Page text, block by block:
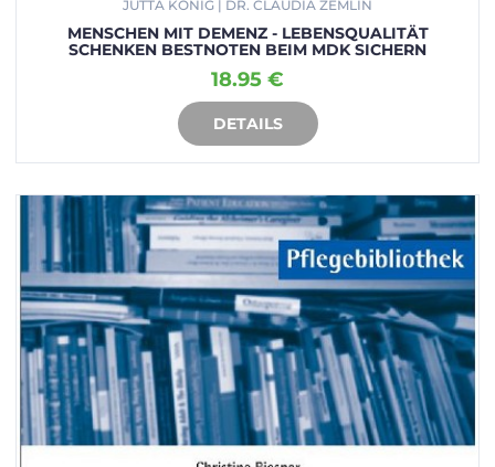
JUTTA KÖNIG | DR. CLAUDIA ZEMLIN
MENSCHEN MIT DEMENZ - LEBENSQUALITÄT
SCHENKEN BESTNOTEN BEIM MDK SICHERN
18.95 €
DETAILS
IN DEN WARENKORB